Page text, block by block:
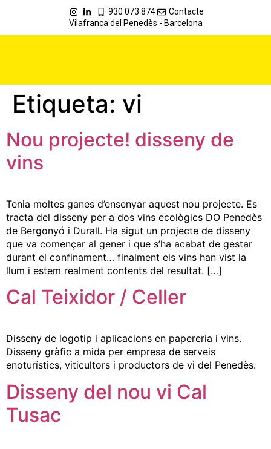
930 073 874
Contacte
Vilafranca del Penedès - Barcelona
Etiqueta: vi
Nou projecte! disseny de
vins
Tenia moltes ganes d’ensenyar aquest nou projecte. Es
tracta del disseny per a dos vins ecològics DO Penedès
de Bergonyó i Durall. Ha sigut un projecte de disseny
que va començar al gener i que s’ha acabat de gestar
durant el confinament… finalment els vins han vist la
llum i estem realment contents del resultat. […]
Cal Teixidor / Celler
Disseny de logotip i aplicacions en papereria i vins.
Disseny gràfic a mida per empresa de serveis
enoturístics, viticultors i productors de vi del Penedès.
Disseny del nou vi Cal
Tusac